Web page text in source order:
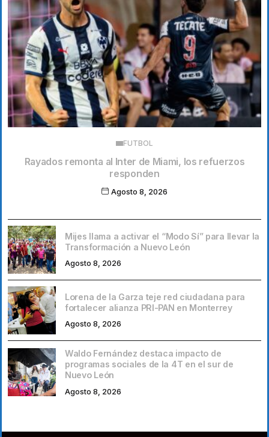
FUTBOL
Rayados remonta al Inter de Miami, los refuerzos
responden
Agosto 8, 2026
Mijes llama a activar el “Modo Sí” para llevar la
Transformación a Nuevo León
Agosto 8, 2026
Lorena de la Garza teje red ciudadana para
fortalecer alianza PRI-PAN en Monterrey
Agosto 8, 2026
Waldo Fernández destaca impacto de
programas sociales de la 4T en el sur de
Nuevo León
Agosto 8, 2026